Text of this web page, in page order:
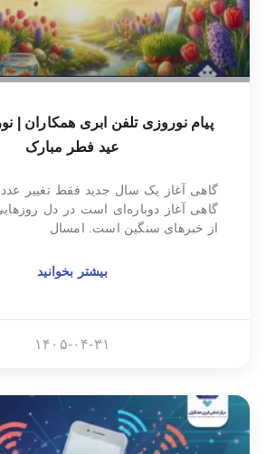
عید فطر مبارک
گاهی آغاز یک سال جدید فقط تغییر عدد
گاهی آغاز دوباره‌ای است در دل روزهایی
از خبرهای سنگین است. امسال
بیشتر بخوانید
۱۴۰۵-۰۴-۳۱